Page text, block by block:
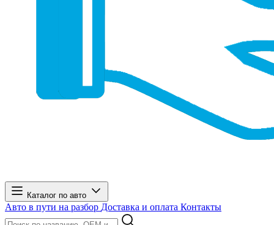
Каталог по авто
Авто в пути на разбор Доставка и оплата Контакты